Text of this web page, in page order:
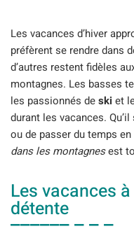
Les vacances d’hiver
préfèrent se rendre dans
d’autres restent fidèles
montagnes. Les basses
les passionnés deski et
durant les vacances.
ou de passer du temps
dans les montagnesest
Les vacances
détente